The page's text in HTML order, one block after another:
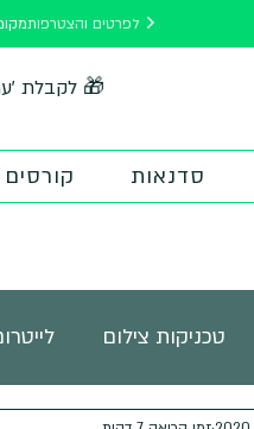
🎁 לקבלת
סדנאות קורסים
טכניקות צילום